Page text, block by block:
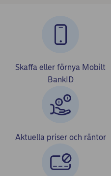
Skaffa eller förnya Mobilt
BankID
Aktuella priser och räntor